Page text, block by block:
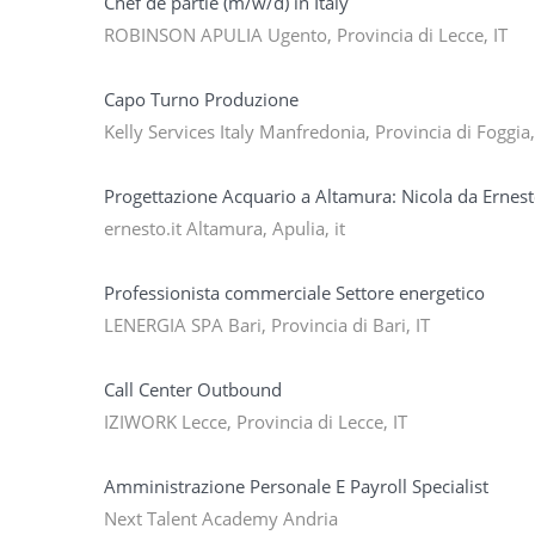
ROBINSON APULIA Ugento, Provincia di Lecce, IT
Capo Turno Produzione
Kelly Services Italy Manfredonia, Provincia di
Progettazione Acquario a Altamura: Nicola da
ernesto.it Altamura, Apulia, it
Professionista commerciale Settore energetico
LENERGIA SPA Bari, Provincia di Bari, IT
Call Center Outbound
IZIWORK Lecce, Provincia di Lecce, IT
Amministrazione Personale E Payroll Specialist
Next Talent Academy Andria